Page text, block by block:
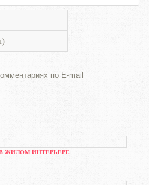
по E-mail
ЖИЛОМ ИНТЕРЬЕРЕ